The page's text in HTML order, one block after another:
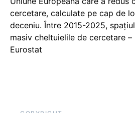
cercetare, calculate pe cap de
deceniu. Între 2015-2025,
masiv cheltuielile de cercetare
Eurostat